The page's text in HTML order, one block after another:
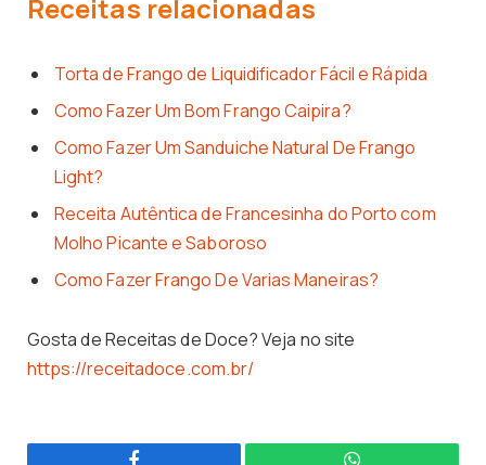
Receitas relacionadas
Torta de Frango de Liquidificador Fácil e Rápida
Como Fazer Um Bom Frango Caipira?
Como Fazer Um Sanduiche Natural De Frango
Light?
Receita Autêntica de Francesinha do Porto com
Molho Picante e Saboroso
Como Fazer Frango De Varias Maneiras?
Gosta de Receitas de Doce? Veja no site
https://receitadoce.com.br/